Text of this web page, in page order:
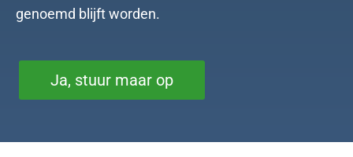
genoemd blijft worden.
Ja, stuur maar op